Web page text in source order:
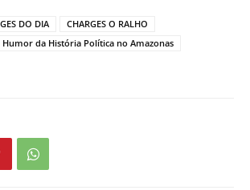
DO DIA
CHARGES O RALHO
Humor da História Política no Amazonas